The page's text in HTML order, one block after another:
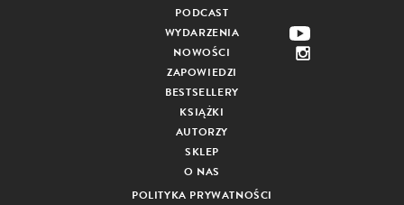
PODCAST
WYDARZENIA
NOWOŚCI
ZAPOWIEDZI
BESTSELLERY
KSIĄŻKI
AUTORZY
SKLEP
O NAS
POLITYKA PRYWATNOŚCI